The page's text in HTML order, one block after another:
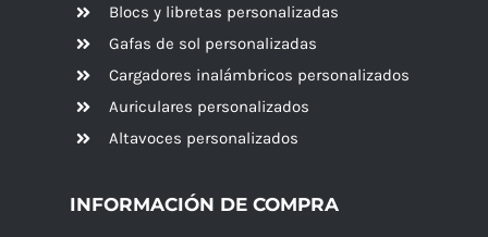
Blocs y libretas personalizadas
Gafas de sol personalizadas
Cargadores inalámbricos personalizados
Auriculares personalizados
Altavoces personalizados
INFORMACIÓN DE COMPRA